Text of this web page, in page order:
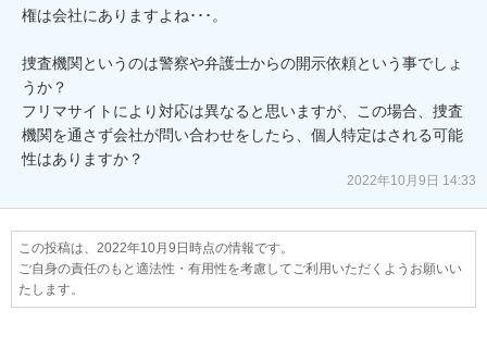
権は会社にありますよね･･･。
捜査機関というのは警察や弁護士からの開示依頼という事でしょ
うか？
フリマサイトにより対応は異なると思いますが、この場合、捜査
機関を通さず会社が問い合わせをしたら、個人特定はされる可能
性はありますか？
2022年10月9日 14:33
この投稿は、2022年10月9日時点の情報です。
ご自身の責任のもと適法性・有用性を考慮してご利用いただくようお願いい
たします。